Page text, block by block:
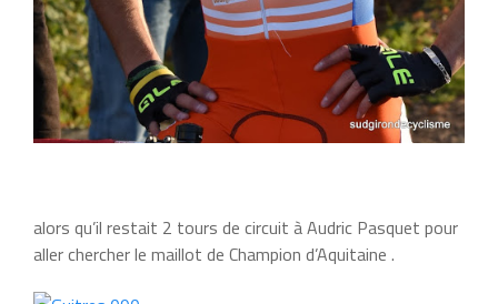
alors qu’il restait 2 tours de circuit à Audric Pasquet pour
aller chercher le maillot de Champion d’Aquitaine .